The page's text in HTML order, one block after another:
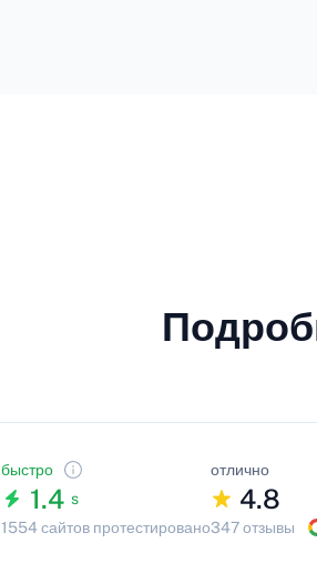
быстро
1.4 s
1554 сайтов протестировано
отлично
4.8
347 отзывы